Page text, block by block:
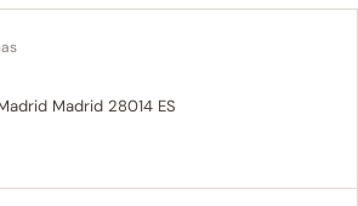
Madrid 28014 ES